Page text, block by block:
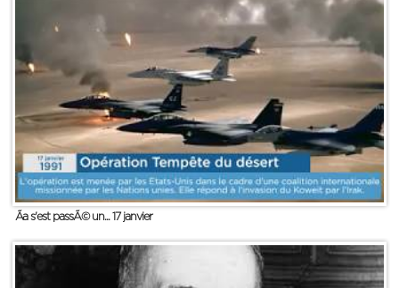
Ãa s'est passÃ© un... 17 janvier